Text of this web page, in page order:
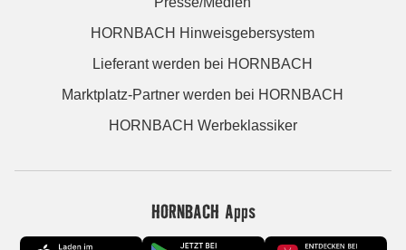
HORNBACH Hinweisgebersystem
Lieferant werden bei HORNBACH
Marktplatz-Partner werden bei HORNBACH
HORNBACH Werbeklassiker
HORNBACH Apps